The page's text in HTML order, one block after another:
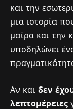
και την
μια ιστορία
μοίρα και την
υποδηλώνει
Αν και δεν
λεπτομέρειες